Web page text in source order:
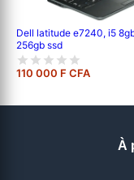
Dell latitude e7240, i5
256gb ssd
110 000 F CFA
À